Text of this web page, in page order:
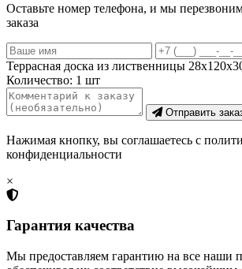
Оставьте номер телефона, и мы
заказа
Террасная доска из лиственницы
Количество: 1 шт
Отправить
Нажимая кнопку, вы соглашаетесь с
конфиденциальности
×
Гарантия качества
Мы предоставляем гарантию на все наши